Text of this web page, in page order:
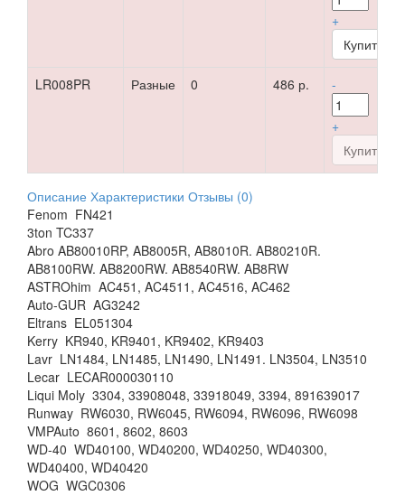
+
LR008PR Разные 0 486 р. -
+
Описание Характеристики Отзывы (0)
Fenom FN421
3ton TC337
Abro AB80010RP, AB8005R, AB8010R. AB80210R.
AB8100RW. AB8200RW. AB8540RW. AB8RW
ASTROhim AC451, AC4511, AC4516, AC462
Auto-GUR AG3242
Eltrans EL051304
Kerry KR940, KR9401, KR9402, KR9403
Lavr LN1484, LN1485, LN1490, LN1491. LN3504, LN3510
Lecar LECAR000030110
Liqui Moly 3304, 33908048, 33918049, 3394, 891639017
Runway RW6030, RW6045, RW6094, RW6096, RW6098
VMPAuto 8601, 8602, 8603
WD-40 WD40100, WD40200, WD40250, WD40300,
WD40400, WD40420
WOG WGC0306